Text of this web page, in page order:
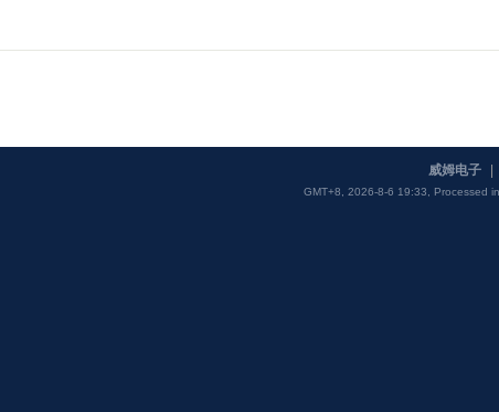
威姆电子
GMT+8, 2026-8-6 19:33, Processed